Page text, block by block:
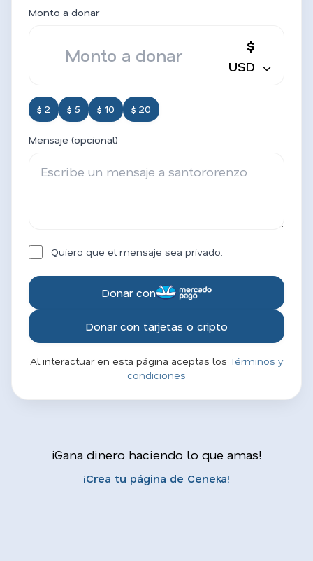
Monto a donar
$
USD
$ 2 $ 5 $ 10 $ 20
Mensaje (opcional)
Quiero que el mensaje sea privado.
Donar con
Donar con tarjetas o cripto
Al interactuar en esta página aceptas los Términos y
condiciones
¡Gana dinero haciendo lo que amas!
¡Crea tu página de Ceneka!